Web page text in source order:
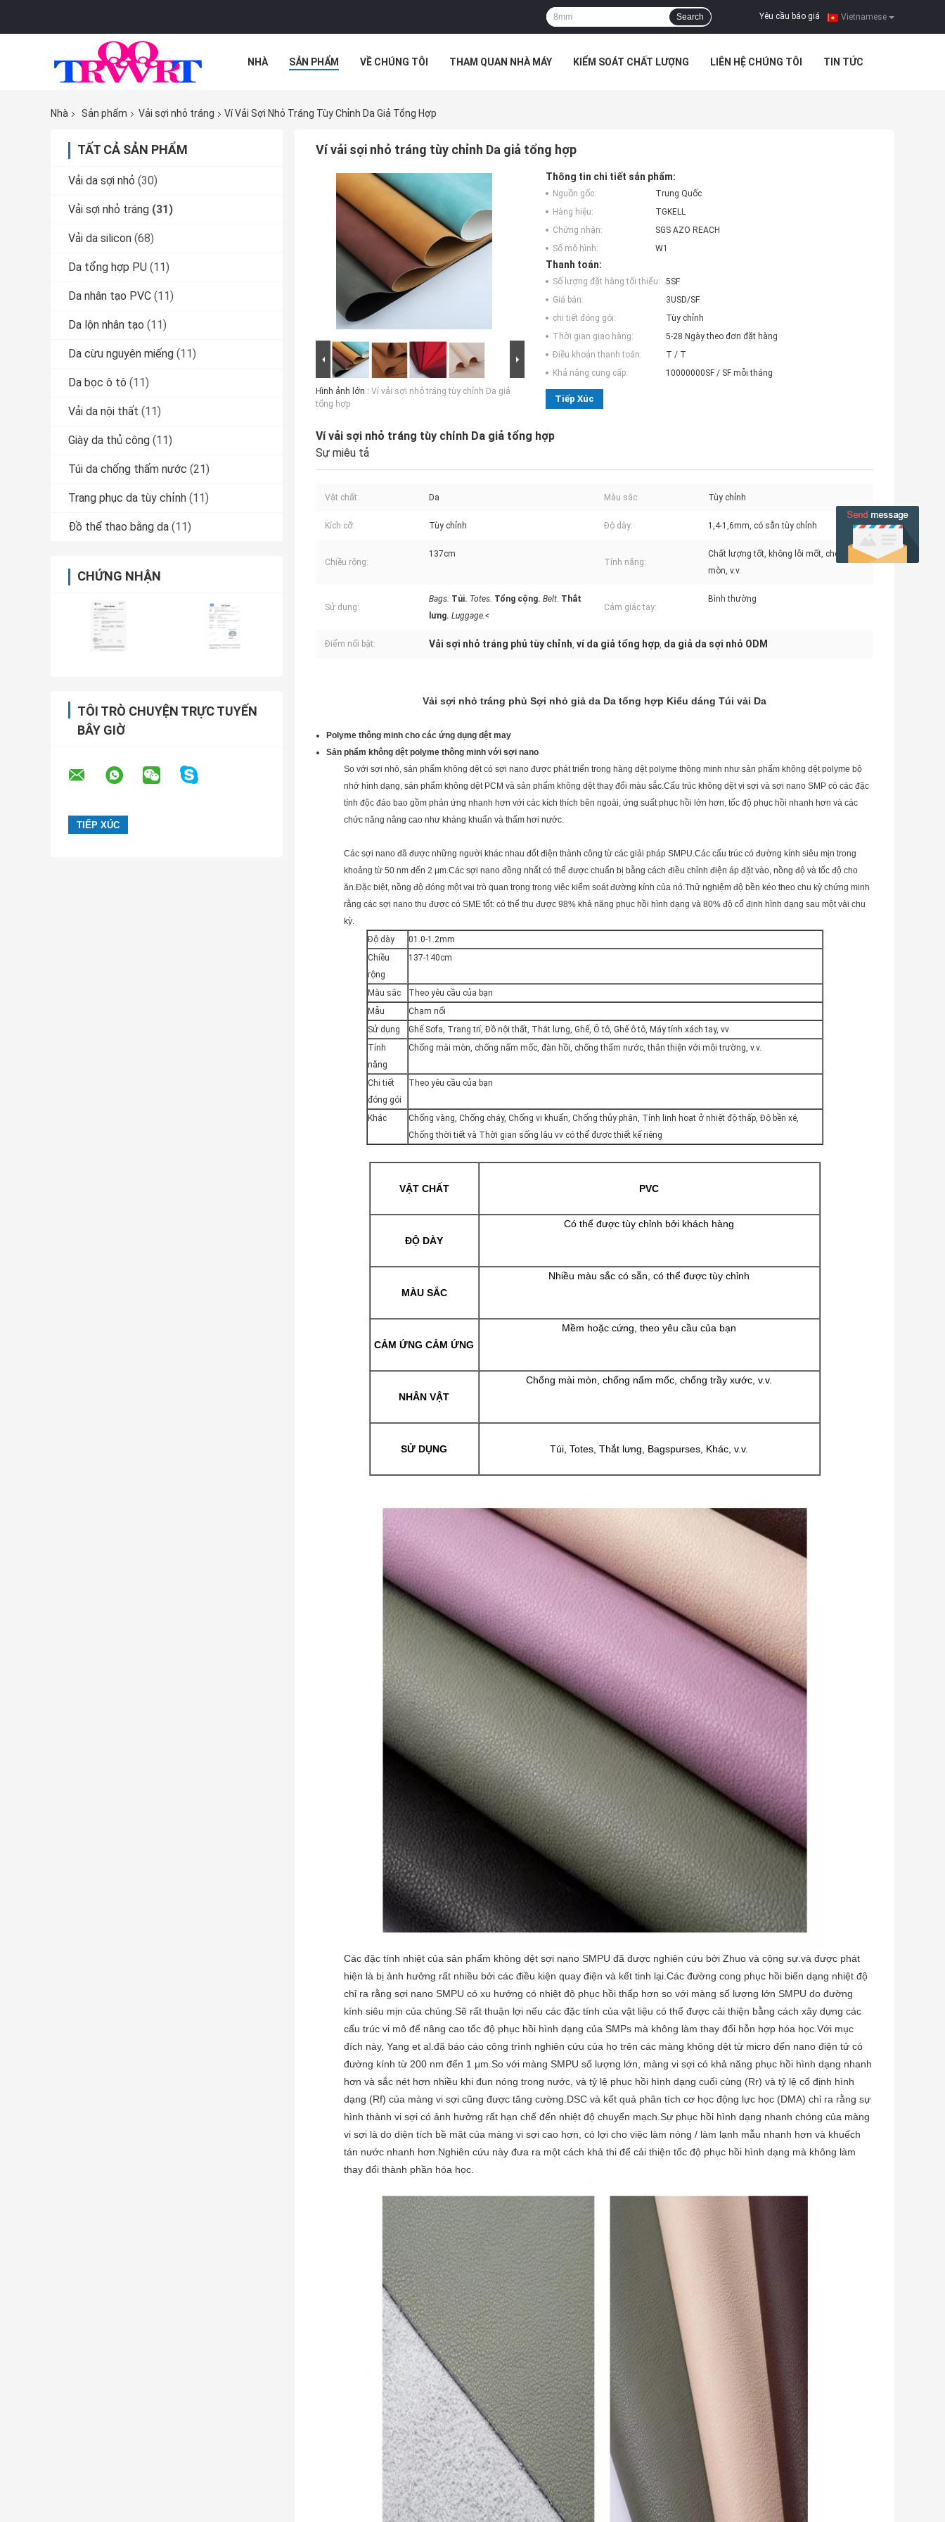
Vietnamese
Yêu cầu báo giá |
Search
NHÀ SẢN PHẨM VỀ CHÚNG TÔI THAM QUAN NHÀ MÁY KIỂM SOÁT CHẤT LƯỢNG LIÊN HỆ CHÚNG TÔI TIN TỨC
Nhà
Sản phẩm Vải sợi nhỏ tráng Ví Vải Sợi Nhỏ Tráng Tùy Chỉnh Da Giả Tổng Hợp
TẤT CẢ SẢN PHẨM
Vải da sợi nhỏ (30)
Vải sợi nhỏ tráng (31)
Vải da silicon (68)
Da tổng hợp PU (11)
Da nhân tạo PVC (11)
Da lộn nhân tạo (11)
Da cừu nguyên miếng (11)
Da bọc ô tô (11)
Vải da nội thất (11)
Giày da thủ công (11)
Túi da chống thấm nước (21)
Trang phục da tùy chỉnh (11)
Đồ thể thao bằng da (11)
CHỨNG NHẬN
TÔI TRÒ CHUYỆN TRỰC TUYẾN
BÂY GIỜ
Ví vải sợi nhỏ tráng tùy chỉnh Da giả tổng hợp
Hình ảnh lớn : Ví vải sợi nhỏ tráng tùy chỉnh Da giả
tổng hợp
Thông tin chi tiết sản phẩm:
Nguồn gốc:
Trung Quốc
Hàng hiệu:
TGKELL
Chứng nhận:
SGS AZO REACH
Số mô hình:
W1
Thanh toán:
Số lượng đặt hàng tối thiểu:
5SF
Giá bán:
3USD/SF
chi tiết đóng gói:
Tùy chỉnh
Thời gian giao hàng:
5-28 Ngày theo đơn đặt hàng
Điều khoản thanh toán:
T / T
Khả năng cung cấp:
10000000SF / SF mỗi tháng
Tiếp Xúc
Ví vải sợi nhỏ tráng tùy chỉnh Da giả tổng hợp
Sự miêu tả
Vật chất: Da Màu sắc: Tùy chỉnh
Kích cỡ: Tùy chỉnh Độ dày: 1,4-1,6mm, có sẵn tùy chỉnh
Chiều rộng:
137cm
Tính năng:
Chất lượng tốt, không lỗi mốt, chống mài
mòn, v.v.
Sử dụng:
Bags. Túi. Totes. Tổng cộng. Belt. Thắt
lưng. Luggage.<
Cảm giác tay:
Bình thường
Điểm nổi bật: Vải sợi nhỏ tráng phủ tùy chỉnh, ví da giả tổng hợp, da giả da sợi nhỏ ODM
Vải sợi nhỏ tráng phủ Sợi nhỏ giả da Da tổng hợp Kiểu dáng Túi vải Da
Polyme thông minh cho các ứng dụng dệt may
Sản phẩm không dệt polyme thông minh với sợi nano
So với sợi nhỏ, sản phẩm không dệt có sợi nano được phát triển trong hàng dệt polyme thông minh như sản phẩm không dệt polyme bộ
nhớ hình dạng, sản phẩm không dệt PCM và sản phẩm không dệt thay đổi màu sắc.Cấu trúc không dệt vi sợi và sợi nano SMP có các đặc
tính độc đáo bao gồm phản ứng nhanh hơn với các kích thích bên ngoài, ứng suất phục hồi lớn hơn, tốc độ phục hồi nhanh hơn và các
chức năng nâng cao như kháng khuẩn và thấm hơi nước.
Các sợi nano đã được những người khác nhau đốt điện thành công từ các giải pháp SMPU.Các cấu trúc có đường kính siêu mịn trong
khoảng từ 50 nm đến 2 μm.Các sợi nano đồng nhất có thể được chuẩn bị bằng cách điều chỉnh điện áp đặt vào, nồng độ và tốc độ cho
ăn.Đặc biệt, nồng độ đóng một vai trò quan trọng trong việc kiểm soát đường kính của nó.Thử nghiệm độ bền kéo theo chu kỳ chứng minh
rằng các sợi nano thu được có SME tốt: có thể thu được 98% khả năng phục hồi hình dạng và 80% độ cố định hình dạng sau một vài chu
kỳ.
Độ dày
01.0-1.2mm
Chiều
rộng
137-140cm
Màu sắc
Theo yêu cầu của bạn
Mẫu
Chạm nổi
Sử dụng
Ghế Sofa, Trang trí, Đồ nội thất, Thắt lưng, Ghế, Ô tô, Ghế ô tô, Máy tính xách tay, vv
Tính
năng
Chống mài mòn, chống nấm mốc, đàn hồi, chống thấm nước, thân thiện với môi trường, v.v.
Chi tiết
đóng gói
Theo yêu cầu của bạn
Khác
Chống vàng, Chống cháy, Chống vi khuẩn, Chống thủy phân, Tính linh hoạt ở nhiệt độ thấp, Độ bền xé,
Chống thời tiết và Thời gian sống lâu vv có thể được thiết kế riêng
VẬT CHẤT PVC
ĐỘ DÀY
Có thể được tùy chỉnh bởi khách hàng
MÀU SẮC
Nhiều màu sắc có sẵn, có thể được tùy chỉnh
CẢM ỨNG CẢM ỨNG
Mềm hoặc cứng, theo yêu cầu của bạn
NHÂN VẬT
Chống mài mòn, chống nấm mốc, chống trầy xước, v.v.
SỬ DỤNG Túi, Totes, Thắt lưng, Bagspurses, Khác, v.v.
Các đặc tính nhiệt của sản phẩm không dệt sợi nano SMPU đã được nghiên cứu bởi Zhuo và cộng sự.và được phát
hiện là bị ảnh hưởng rất nhiều bởi các điều kiện quay điện và kết tinh lại.Các đường cong phục hồi biến dạng nhiệt độ
chỉ ra rằng sợi nano SMPU có xu hướng có nhiệt độ phục hồi thấp hơn so với màng số lượng lớn SMPU do đường
kính siêu mịn của chúng.Sẽ rất thuận lợi nếu các đặc tính của vật liệu có thể được cải thiện bằng cách xây dựng các
cấu trúc vi mô để nâng cao tốc độ phục hồi hình dạng của SMPs mà không làm thay đổi hỗn hợp hóa học.Với mục
đích này, Yang et al.đã báo cáo công trình nghiên cứu của họ trên các màng không dệt từ micro đến nano điện tử có
đường kính từ 200 nm đến 1 μm.So với màng SMPU số lượng lớn, màng vi sợi có khả năng phục hồi hình dạng nhanh
hơn và sắc nét hơn nhiều khi đun nóng trong nước, và tỷ lệ phục hồi hình dạng cuối cùng (Rr) và tỷ lệ cố định hình
dạng (Rf) của màng vi sợi cũng được tăng cường.DSC và kết quả phân tích cơ học động lực học (DMA) chỉ ra rằng sự
hình thành vi sợi có ảnh hưởng rất hạn chế đến nhiệt độ chuyển mạch.Sự phục hồi hình dạng nhanh chóng của màng
vi sợi là do diện tích bề mặt của màng vi sợi cao hơn, có lợi cho việc làm nóng / làm lạnh mẫu nhanh hơn và khuếch
tán nước nhanh hơn.Nghiên cứu này đưa ra một cách khả thi để cải thiện tốc độ phục hồi hình dạng mà không làm
thay đổi thành phần hóa học.